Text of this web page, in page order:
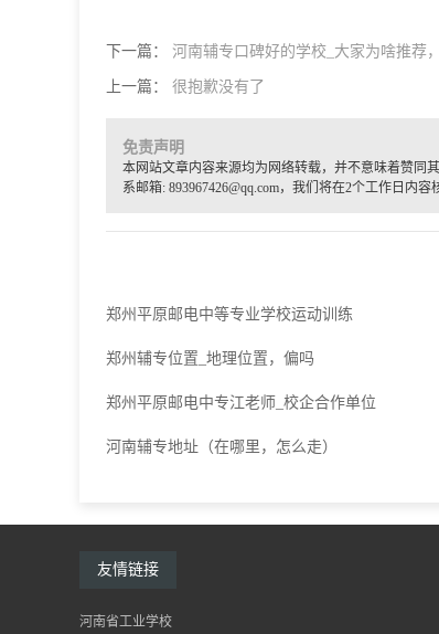
下一篇： 河南辅专口碑好的学校_大家为啥推荐
上一篇： 很抱歉没有了
免责声明
本网站文章内容来源均为网络转载，并不意味着赞同
系邮箱: 893967426@qq.com，我们将在2个工作日内容
郑州平原邮电中等专业学校运动训练
郑州辅专位置_地理位置，偏吗
郑州平原邮电中专江老师_校企合作单位
河南辅专地址（在哪里，怎么走）
友情链接
河南省工业学校